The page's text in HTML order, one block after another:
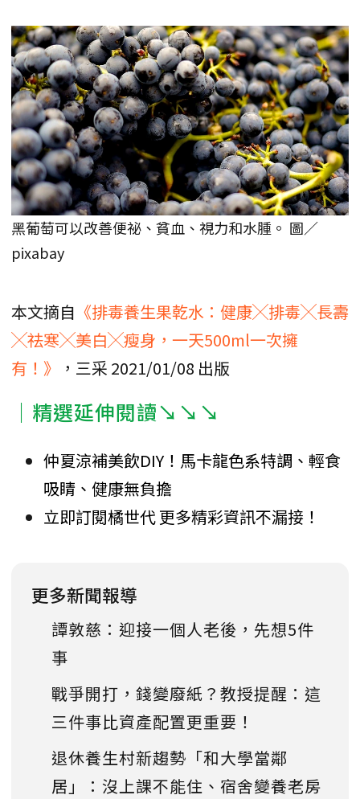
黑葡萄可以改善便祕、貧血、視力和水腫。 圖／
pixabay
本文摘自 《排毒養生果乾水：健康╳排毒╳長壽
╳祛寒╳美白╳瘦身，一天500ml一次擁
有！》
，三采 2021/01/08 出版
｜精選延伸閱讀↘↘↘
仲夏涼補美飲DIY！馬卡龍色系特調、輕食
吸睛、健康無負擔
立即訂閱橘世代 更多精彩資訊不漏接！
更多新聞報導
譚敦慈：迎接一個人老後，先想5件
事
戰爭開打，錢變廢紙？教授提醒：這
三件事比資產配置更重要！
退休養生村新趨勢「和大學當鄰
居」：沒上課不能住、宿舍變養老房